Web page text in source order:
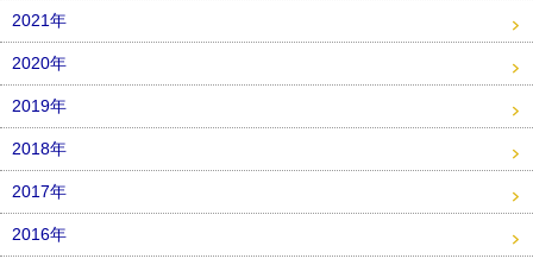
2021年
2020年
2019年
2018年
2017年
2016年